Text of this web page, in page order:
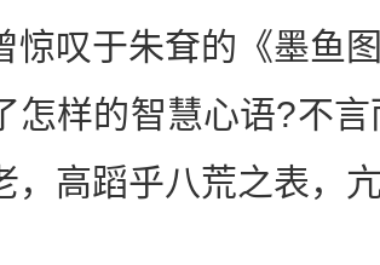
叹于朱耷的《墨鱼图
怎样的智慧心语?不
，高蹈乎八荒之表